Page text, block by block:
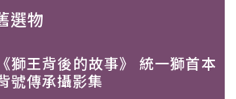
選物
《獅王背後的故事》 統一獅首本
號傳承攝影集